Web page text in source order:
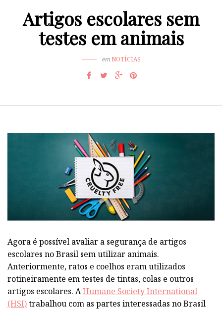
Artigos escolares sem
testes em animais
emNOTÍCIAS
Agora é possível avaliar a segurança de artigos
escolares no Brasil sem utilizar animais.
Anteriormente, ratos e coelhos eram utilizados
rotineiramente em testes de tintas, colas e outros
artigos escolares. AHumane Society International
(HSI)trabalhou com as partes interessadas no Brasil